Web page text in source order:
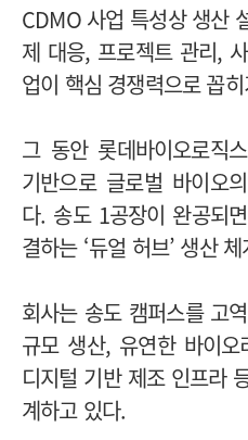
CDMO 사업 특성상 생산
제 대응, 프로젝트 관리,
업이 핵심 경쟁력으로 꼽
그 동안 롯데바이오로직
기반으로 글로벌 바이오
다. 송도 1공장이 완공되
결하는 ‘듀얼 허브’ 생산
회사는 송도 캠퍼스를 고
규모 생산, 유연한 바이
디지털 기반 제조 인프라
계하고 있다.